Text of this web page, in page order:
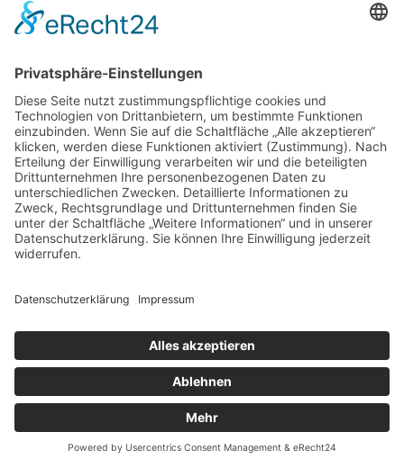
Bücher lesen und vorstellen
Lesejournal - Lesetagebuch
Gemeinsame Klassenlektüre
Lesestrategien
Anfangsunterricht
Tagebuch und Anlauttabelle
Lauttabelle - Buchstabenregal
Arbeitshefte
Buchstaben einführen
Rechtschreibgespräche und -vorträge
Einstieg in die Arbeit mit der Rechtschreibbox
Beginn der individuellen Wortschatzarbeit
Organisation des Unterrichts
Basiszugang
Jahresabo Schulen
Jahresabo Schule I
Jahresabo Schule II
Jahresabo Schule III
Jahresabo Schule IV
Jahresabo Schulen (Schweiz)
Jahresabo Multiplikator:innen
Material